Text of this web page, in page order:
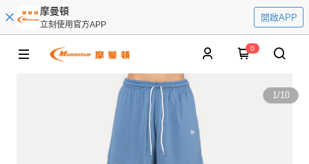
摩曼頓
立刻使用官方APP
開啟APP
0
1/10